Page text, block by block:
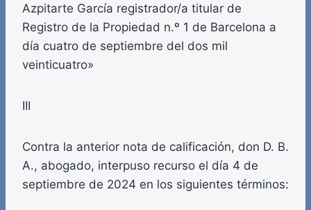
Azpitarte García registrador/a titular de
Registro de la Propiedad n.º 1 de Barcelona a
día cuatro de septiembre del dos mil
veinticuatro»
III
Contra la anterior nota de calificación, don D. B.
A., abogado, interpuso recurso el día 4 de
septiembre de 2024 en los siguientes términos: